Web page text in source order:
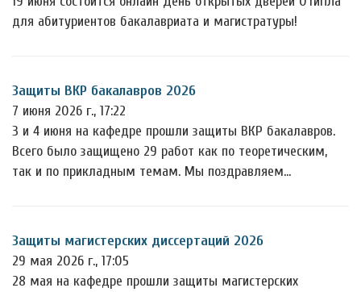
для абитуриентов бакалавриата и магистратуры!
Защиты ВКР бакалавров 2026
7 июня 2026 г., 17:22
3 и 4 июня на кафедре прошли защиты ВКР бакалавров.
Всего было защищено 29 работ как по теоретическим,
так и по прикладным темам. Мы поздравляем…
Защиты магистерских диссертаций 2026
29 мая 2026 г., 17:05
28 мая на кафедре прошли защиты магистерских